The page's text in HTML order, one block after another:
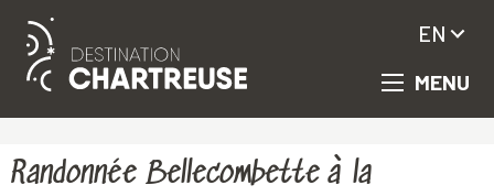
Aller
principal
MENU
EN
Randonnée Bellecombette à la